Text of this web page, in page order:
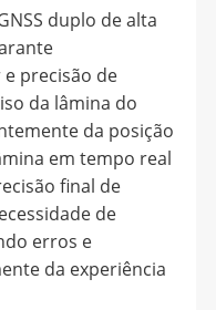
duplo de alta
precisão de
da lâmina do
da posição
em tempo real
final de
de
erros e
da experiência